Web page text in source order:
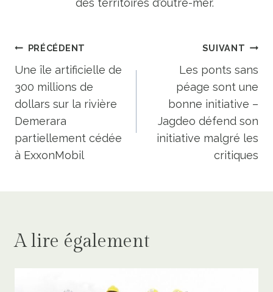
des territoires d'outre-mer.
Navigation
de
l’article
PRÉCÉDENT
Une île artificielle de
300 millions de
dollars sur la rivière
Demerara
partiellement cédée
à ExxonMobil
SUIVANT
Les ponts sans
péage sont une
bonne initiative –
Jagdeo défend son
initiative malgré les
critiques
A lire également